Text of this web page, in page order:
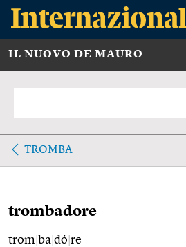
IL NUOVO DE MAURO
TROMBA
trombadore
trom ba dó re